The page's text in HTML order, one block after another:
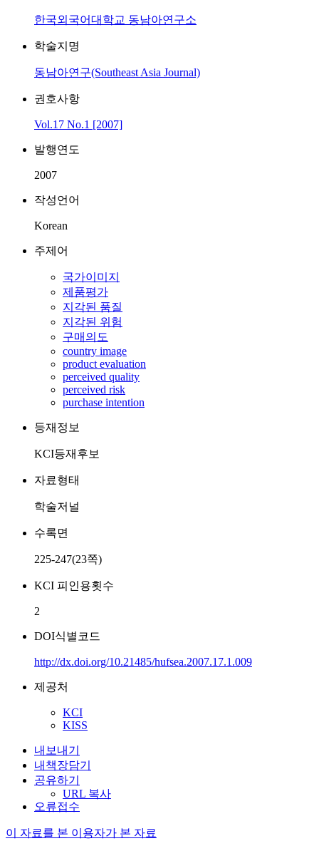
한국외국어대학교 동남아연구소
학술지명
동남아연구(Southeast Asia Journal)
권호사항
Vol.17 No.1 [2007]
발행연도
2007
작성언어
Korean
주제어
국가이미지
제품평가
지각된 품질
지각된 위험
구매의도
country image
product evaluation
perceived quality
perceived risk
purchase intention
등재정보
KCI등재후보
자료형태
학술저널
수록면
225-247(23쪽)
KCI 피인용횟수
2
DOI식별코드
http://dx.doi.org/10.21485/hufsea.2007.17.1.009
제공처
KCI
KISS
내보내기
내책장담기
공유하기
URL 복사
오류접수
이 자료를 본 이용자가 본 자료